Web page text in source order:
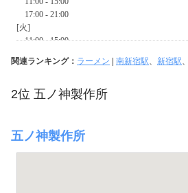
関連ランキング： ラーメン | 南新宿駅 新宿駅
2位 五ノ神製作所
五ノ神製作所